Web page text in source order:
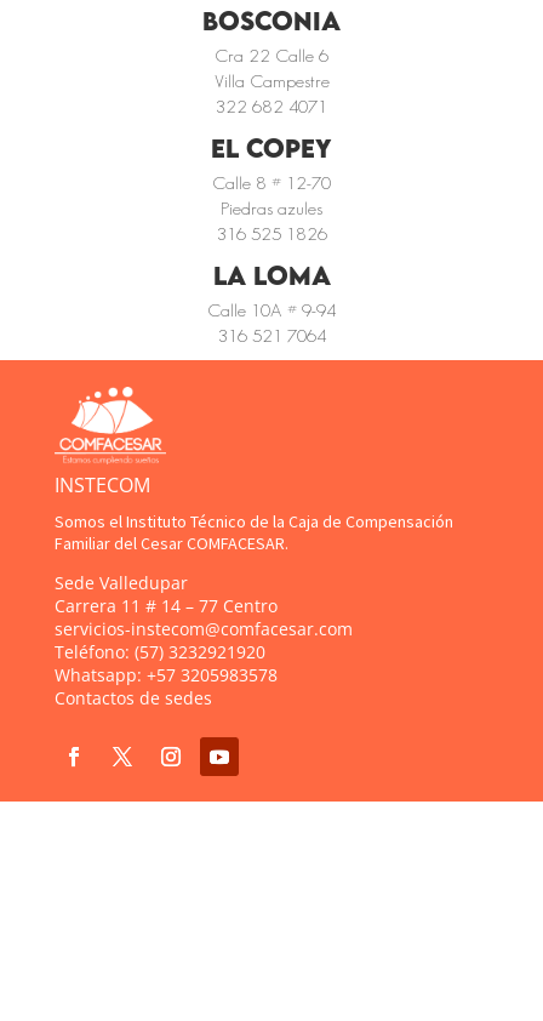
BOSCONIA
Cra 22 Calle 6
Villa Campestre
322 682 4071
EL COPEY
Calle 8 # 12-70
Piedras azules
316 525 1826
LA LOMA
Calle 10A # 9-94
316 521 7064
INSTECOM
Somos el Instituto Técnico de la Caja de Compensación
Familiar del Cesar COMFACESAR.
Sede Valledupar
Carrera 11 # 14 – 77 Centro
servicios-instecom@comfacesar.com
Teléfono: (57) 3232921920
Whatsapp: +57 3205983578
Contactos de sedes